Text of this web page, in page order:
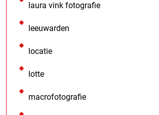
laura vink fotografie
leeuwarden
locatie
lotte
macrofotografie